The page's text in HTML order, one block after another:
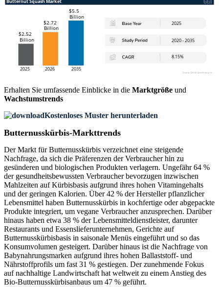
Erhalten Sie umfassende Einblicke in die Marktgröße und
Wachstumstrends
Kostenloses Muster herunterladen
Butternusskürbis-Markttrends
Der Markt für Butternusskürbis verzeichnet eine steigende
Nachfrage, da sich die Präferenzen der Verbraucher hin zu
gesünderen und biologischen Produkten verlagern. Ungefähr 64 %
der gesundheitsbewussten Verbraucher bevorzugen inzwischen
Mahlzeiten auf Kürbisbasis aufgrund ihres hohen Vitamingehalts
und der geringen Kalorien. Über 42 % der Hersteller pflanzlicher
Lebensmittel haben Butternusskürbis in kochfertige oder abgepackte
Produkte integriert, um vegane Verbraucher anzusprechen. Darüber
hinaus haben etwa 38 % der Lebensmitteldienstleister, darunter
Restaurants und Essenslieferunternehmen, Gerichte auf
Butternusskürbisbasis in saisonale Menüs eingeführt und so das
Konsumvolumen gesteigert. Darüber hinaus ist die Nachfrage von
Babynahrungsmarken aufgrund ihres hohen Ballaststoff- und
Nährstoffprofils um fast 31 % gestiegen. Der zunehmende Fokus
auf nachhaltige Landwirtschaft hat weltweit zu einem Anstieg des
Bio-Butternusskürbisanbaus um 47 % geführt.